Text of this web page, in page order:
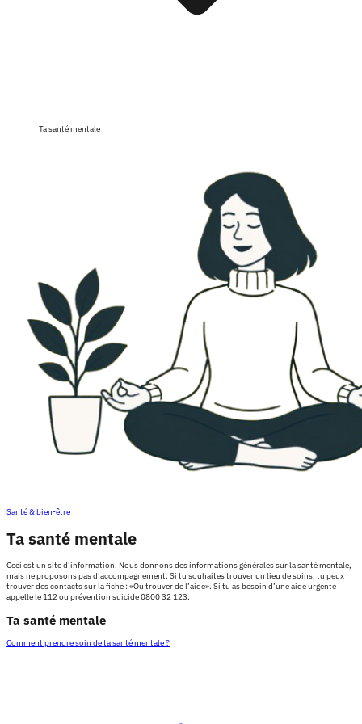
Ta santé mentale
Santé & bien-être
Ta santé mentale
Ceci est un site d’information. Nous donnons des informations générales sur la santé mentale,
mais ne proposons pas d’accompagnement. Si tu souhaites trouver un lieu de soins, tu peux
trouver des contacts sur la fiche : «Où trouver de l’aide». Si tu as besoin d’une aide urgente
appelle le 112 ou prévention suicide 0800 32 123.
Ta santé mentale
Comment prendre soin de ta santé mentale ?